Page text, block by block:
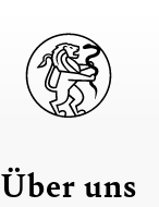
Über uns